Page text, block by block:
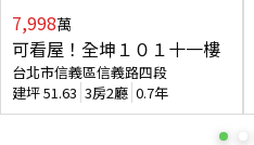
7,998萬
可看屋！全坤１０１十一樓
台北市信義區信義路四段
建坪51.63 3房2廳 0.7年